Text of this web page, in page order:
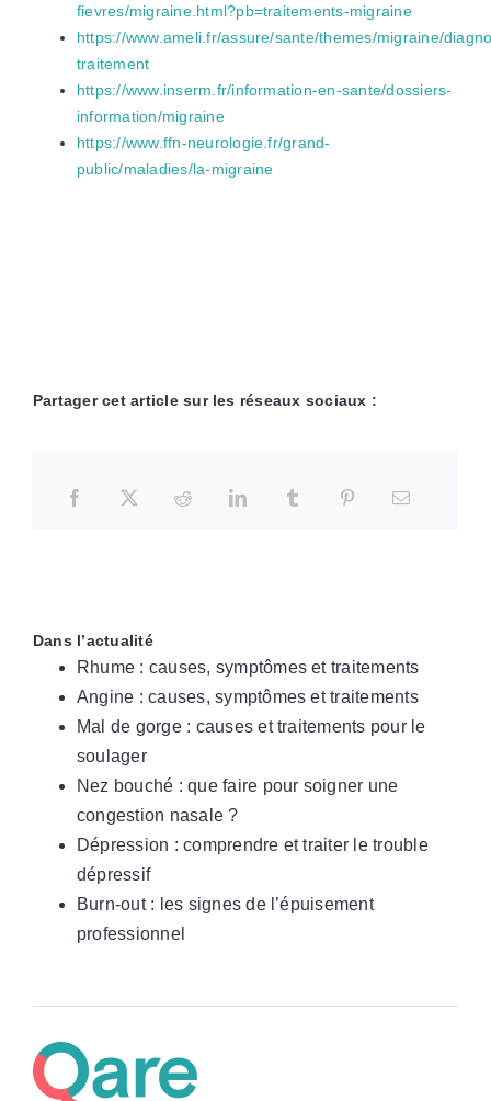
fievres/migraine.html?pb=traitements-migraine
https://www.ameli.fr/assure/sante/themes/migraine/
traitement
https://www.inserm.fr/information-en-sante/dossiers-
information/migraine
https://www.ffn-neurologie.fr/grand-
public/maladies/la-migraine
Partager cet article sur les réseaux sociaux :
Dans l’actualité
Rhume : causes, symptômes et traitements
Angine : causes, symptômes et traitements
Mal de gorge : causes et traitements pour le
soulager
Nez bouché : que faire pour soigner une
congestion nasale ?
Dépression : comprendre et traiter le trouble
dépressif
Burn-out : les signes de l’épuisement
professionnel